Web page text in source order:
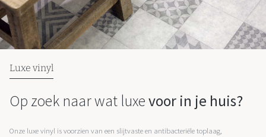
Luxe vinyl
Op zoek naar wat luxevoor in je huis?
Onze luxe vinyl is voorzien van een slijtvaste en antibacteriële toplaag,